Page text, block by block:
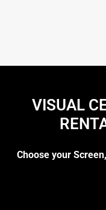
VISUAL
Choose your